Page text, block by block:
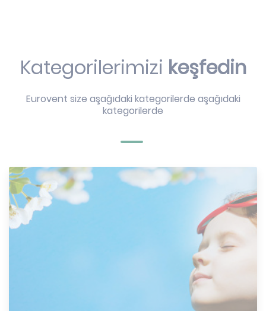
Kategorilerimizi keşfedin
Eurovent size aşağıdaki kategorilerde aşağıdaki
kategorilerde